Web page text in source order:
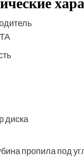
диска
пропила под